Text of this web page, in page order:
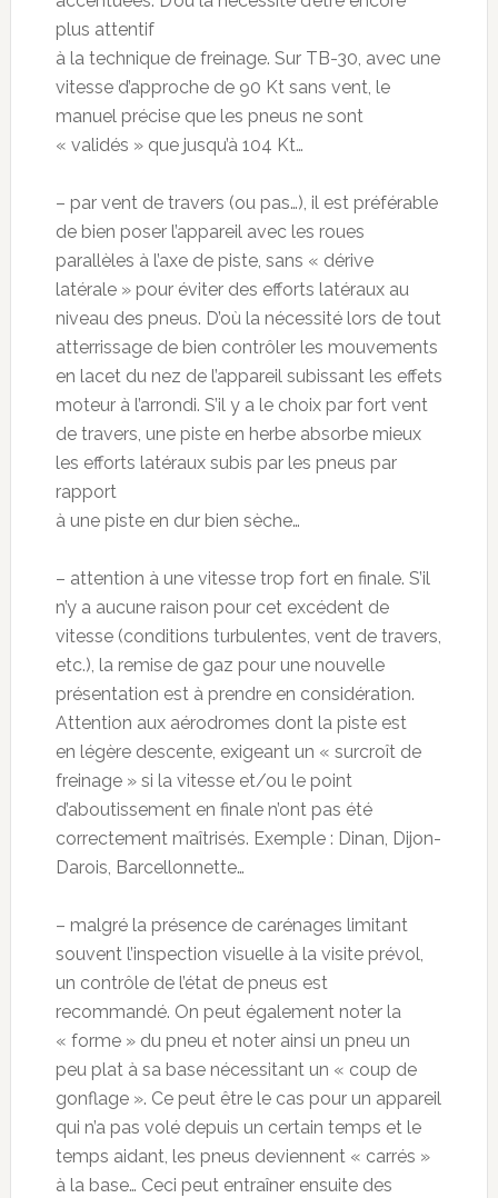
plus attentif
à la technique de freinage. Sur TB-30, avec une
vitesse d’approche de 90 Kt sans vent, le
manuel précise que les pneus ne sont
« validés » que jusqu’à 104 Kt…
– par vent de travers (ou pas…), il est préférable
de bien poser l’appareil avec les roues
parallèles à l’axe de piste, sans « dérive
latérale » pour éviter des efforts latéraux au
niveau des pneus. D’où la nécessité lors de tout
atterrissage de bien contrôler les mouvements
en lacet du nez de l’appareil subissant les effets
moteur à l’arrondi. S’il y a le choix par fort vent
de travers, une piste en herbe absorbe mieux
les efforts latéraux subis par les pneus par
rapport
à une piste en dur bien sèche…
– attention à une vitesse trop fort en finale. S’il
n’y a aucune raison pour cet excédent de
vitesse (conditions turbulentes, vent de travers,
etc.), la remise de gaz pour une nouvelle
présentation est à prendre en considération.
Attention aux aérodromes dont la piste est
en légère descente, exigeant un « surcroît de
freinage » si la vitesse et/ou le point
d’aboutissement en finale n’ont pas été
correctement maîtrisés. Exemple : Dinan, Dijon-
Darois, Barcellonnette…
– malgré la présence de carénages limitant
souvent l’inspection visuelle à la visite prévol,
un contrôle de l’état de pneus est
recommandé. On peut également noter la
« forme » du pneu et noter ainsi un pneu un
peu plat à sa base nécessitant un « coup de
gonflage ». Ce peut être le cas pour un appareil
qui n’a pas volé depuis un certain temps et le
temps aidant, les pneus deviennent « carrés »
à la base… Ceci peut entraîner ensuite des